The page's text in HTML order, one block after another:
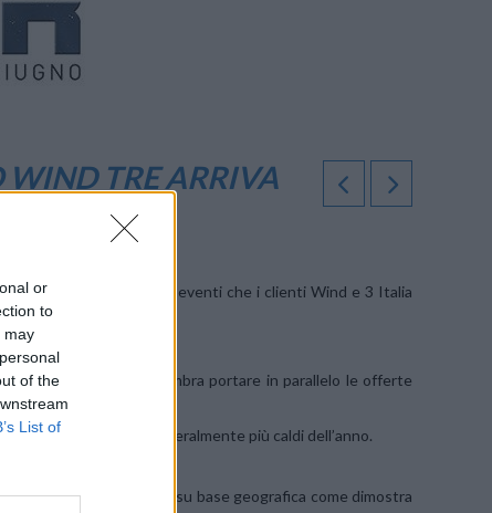
or
to
may
of the
List of
WIND TRE ARRIVA
e Milano) per uno degli eventi che i clienti Wind e 3 Italia
unico ormai sembra portare in parallelo le offerte
il mercato nei mesi letteralmente più caldi dell’anno.
con buona probabilità, su base geografica come dimostra